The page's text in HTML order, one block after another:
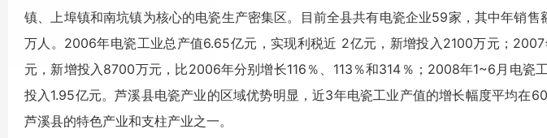
镇、上埠镇和南坑镇为核心的电瓷生产密集区。目前全县共有电瓷企业59家，其中年销
万人。2006年电瓷工业总产值6.65亿元，实现利税近 2亿元，新增投入2100万元；
元，新增投入8700万元，比2006年分别增长116％、113％和314％；2008年1~6月电瓷
投入1.95亿元。芦溪县电瓷产业的区域优势明显，近3年电瓷工业产值的增长幅度平均在
芦溪县的特色产业和支柱产业之一。